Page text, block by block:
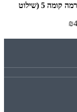
איסוף עצמי - בן צבי 84 תל אביב, בית פנורמה קומה 5 (שילוט